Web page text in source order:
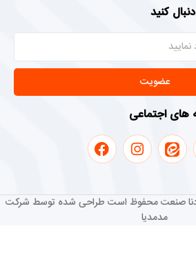
کنید
عضویت
های اجتماعی
صنعت محفوظ است طراحی شده توسط شرکت
مدمدیا